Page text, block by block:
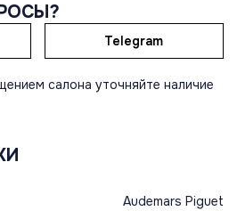
Telegram
салона уточняйте наличие
Audemars Piguet